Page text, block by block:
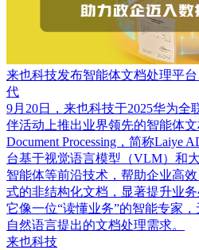
来也科技发布智能体文档处理平
代
9月20日，来也科技于2025华为
伴活动上推出业界领先的智能体
Document Processing，简称Laiye
台基于视觉语言模型（VLM）和
智能体等前沿技术，帮助企业高
式的非结构化文档，显著提升业
它像一位“读懂业务”的智能专家
自然语言提出的文档处理需求。
来也科技